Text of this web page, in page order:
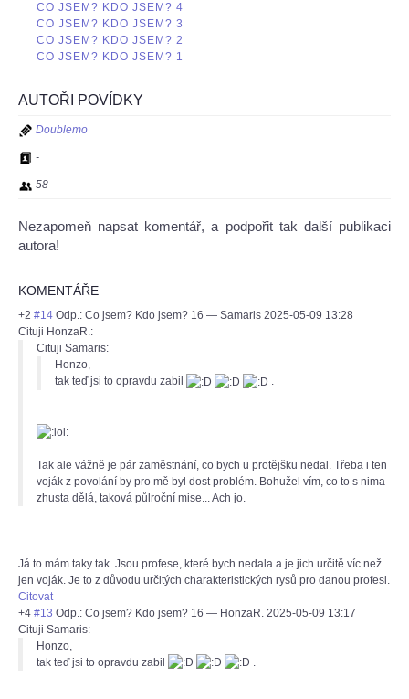
CO JSEM? KDO JSEM? 4
CO JSEM? KDO JSEM? 3
CO JSEM? KDO JSEM? 2
CO JSEM? KDO JSEM? 1
AUTOŘI POVÍDKY
Doublemo
-
58
Nezapomeň napsat komentář, a podpořit tak další publikaci
autora!
KOMENTÁŘE
+2 #14 Odp.: Co jsem? Kdo jsem? 16 — Samaris 2025-05-09 13:28
Cituji HonzaR.:
Cituji Samaris:
Honzo,
tak teď jsi to opravdu zabil
.
Tak ale vážně je pár zaměstnání, co bych u protějšku nedal. Třeba i ten
voják z povolání by pro mě byl dost problém. Bohužel vím, co to s nima
zhusta dělá, taková půlroční mise... Ach jo.
Já to mám taky tak. Jsou profese, které bych nedala a je jich určitě víc než
jen voják. Je to z důvodu určitých charakteristických rysů pro danou profesi.
Citovat
+4 #13 Odp.: Co jsem? Kdo jsem? 16 — HonzaR. 2025-05-09 13:17
Cituji Samaris:
Honzo,
tak teď jsi to opravdu zabil